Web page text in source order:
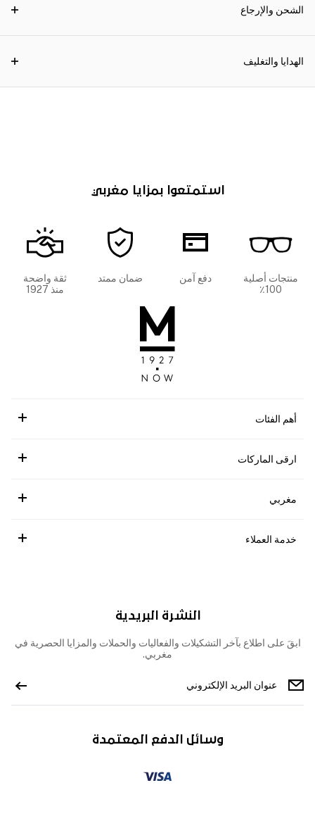
الشحن والإرجاع
الهدايا والتغليف
استمتعوا بمزايا مغربي
منتجات أصلية
100٪
دفع آمن ضمان ممتد
ثقة واضحة
منذ 1927
أهم الفئات
ارقى الماركات
مغربي
خدمة العملاء
النشرة البريدية
ابقَ على اطلاع بآخر التشكيلات والفعاليات والحملات والمزايا الحصرية في
مغربي.
وسائل الدفع المعتمدة